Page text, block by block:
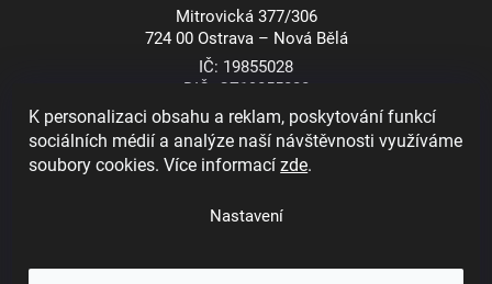
K personalizaci obsahu a reklam, poskytování funkcí
sociálních médií a analýze naší návštěvnosti využíváme
soubory cookies. Více informacízde.
Nastavení
Mitrovická 377/306
724 00 Ostrava – Nová Bělá
IČ: 19855028
DIČ: CZ19855028
Dioptrické ochranné brýle